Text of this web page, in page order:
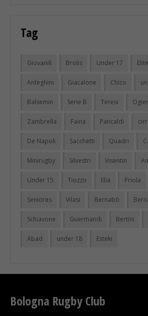
Tag
Giovanili Brolis Under 17 Elite
Anteghini Giacalone Chico
Balsemin Serie B Teresi Ogier
Zambrella Faina Pancaldi cirri
De Napoli Sacchetti Quadri
Minirugby Silvestri Visentin
Under 15 Tiozzo Elia Priola
Seniores Vilasi Bernabò
Schiavone Guermandi Bertini
Abad under 18 Esteki
Bologna Rugby Club